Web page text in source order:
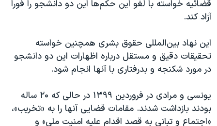
قضائیه خواسته با لغو این حکم‌ها این دو دانشجو را فورا
آزاد کند.
این نهاد بین‌المللی حقوق بشری همچنین خواسته
تحقیقات دقیق و مستقل درباره اظهارات این دو دانشجو
در مورد شکنجه و بدرفتاری با آنها انجام شود.
یونسی و مرادی در فروردین ۱۳۹۹ در حالی که ۲۰ ساله
بودند بازداشت شدند. مقامات قضایی آنها را به «تخریب»،
«اجتماع و تبانی به قصد اقدام علیه امنیت ملی» و